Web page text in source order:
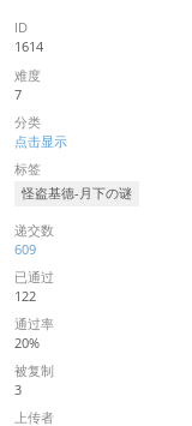
ID
1614
难度
7
分类
点击显示
标签
怪盗基德-月下の谜
递交数
609
已通过
122
通过率
20%
被复制
3
上传者